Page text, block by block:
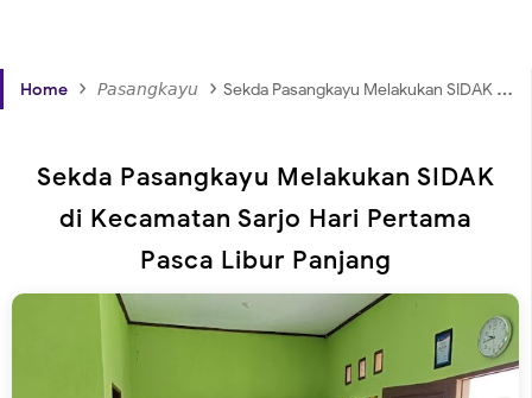
Home › 𝘗𝘢𝘴𝘢𝘯𝘨𝘬𝘢𝘺𝘶 › Sekda Pasangkayu Melakukan SIDAK di Kecamatan Sarjo Hari Pertama Pasca Libur Panjang
Sekda Pasangkayu Melakukan SIDAK
di Kecamatan Sarjo Hari Pertama
Pasca Libur Panjang